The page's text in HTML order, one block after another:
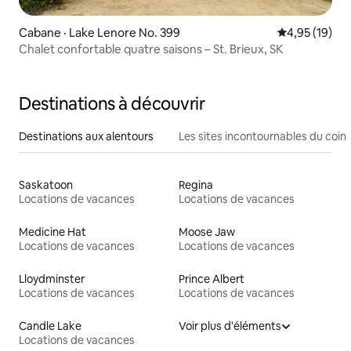
Cabane · Lake Lenore No. 399 Note
4,95 (19)
Chalet confortable quatre saisons – St. Brieux, SK
Destinations à découvrir
Destinations aux alentours Les sites incontournables du coin
Saskatoon
Locations de vacances
Regina
Locations de vacances
Medicine Hat
Locations de vacances
Moose Jaw
Locations de vacances
Lloydminster
Locations de vacances
Prince Albert
Locations de vacances
Candle Lake
Locations de vacances
Voir plus d'éléments